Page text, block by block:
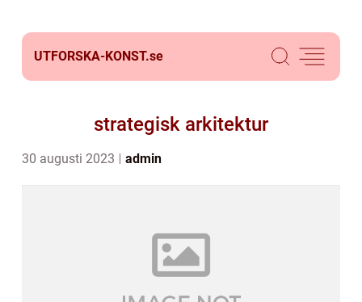
UTFORSKA-KONST.se
strategisk arkitektur
30 augusti 2023 admin